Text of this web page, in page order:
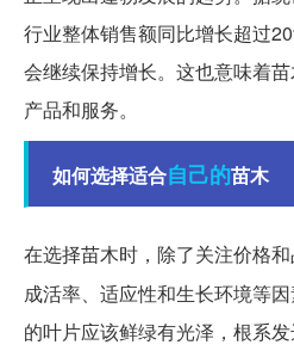
行业整体销售额同比增长超过
会继续保持增长。这也意味着
产品和服务。
如何选择适合自己的苗木
在选择苗木时，除了关注价格
成活率、适应性和生长环境等
的叶片应该鲜绿有光泽，根系